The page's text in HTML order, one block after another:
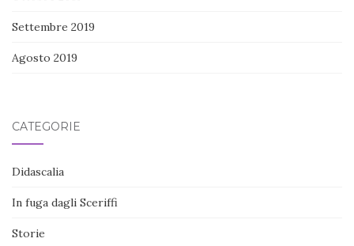
Settembre 2019
Agosto 2019
CATEGORIE
Didascalia
In fuga dagli Sceriffi
Storie